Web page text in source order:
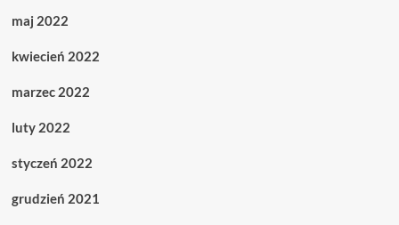
maj 2022
kwiecień 2022
marzec 2022
luty 2022
styczeń 2022
grudzień 2021